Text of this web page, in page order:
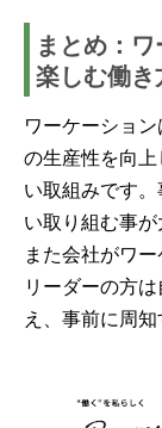
まとめ：
楽しむ働き
ワーケーショ
の生産性を向
い取組みです
い取り組む事が
また会社がワ
リーダーの方
え、事前に周知